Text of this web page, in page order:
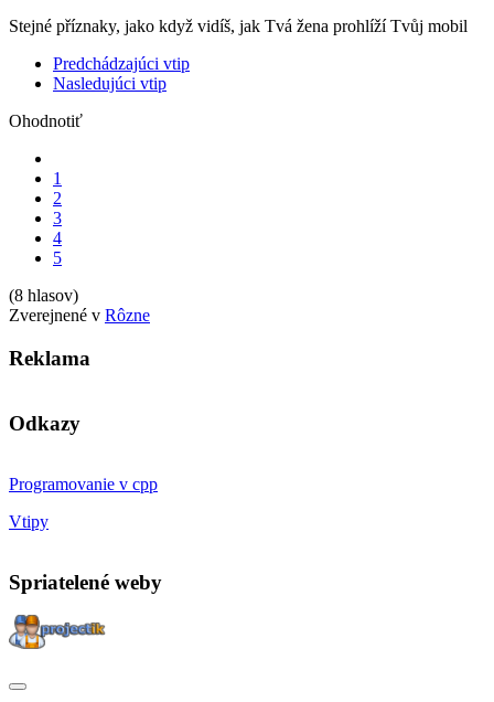
Stejné příznaky, jako když vidíš, jak Tvá žena prohlíží Tvůj mobil
Predchádzajúci vtip
Nasledujúci vtip
Ohodnotiť
1
2
3
4
5
(8 hlasov)
Zverejnené v Rôzne
Reklama
Odkazy
Programovanie v cpp
Vtipy
Spriatelené weby